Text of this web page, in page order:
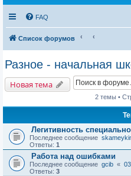
FAQ
Список форумов
Разное - начальная
Новая тема
2 темы •
Легитивность
Последнее сообщение
Ответы: 1
Работа над ошибками
Последнее сообщение gcib «
Ответы: 3